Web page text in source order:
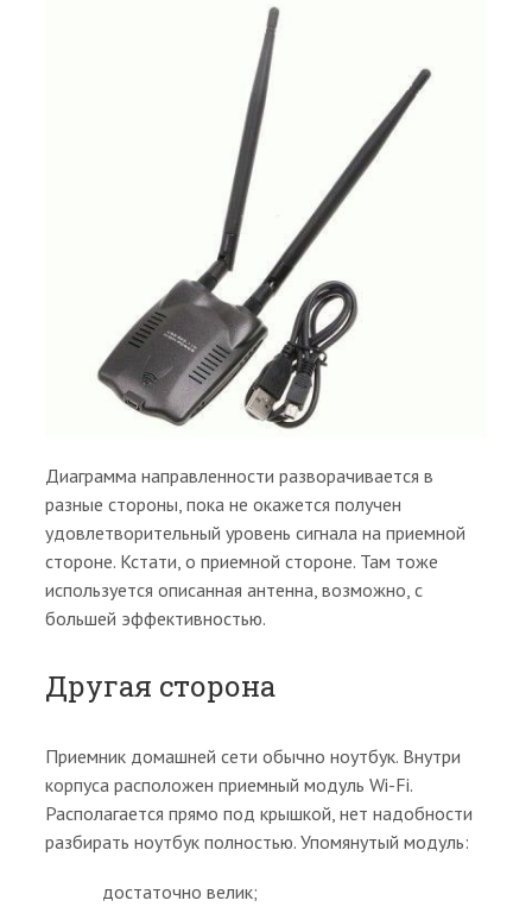
Диаграмма направленности разворачивается в
разные стороны, пока не окажется получен
удовлетворительный уровень сигнала на приемной
стороне. Кстати, о приемной стороне. Там тоже
используется описанная антенна, возможно, с
большей эффективностью.
Другая сторона
Приемник домашней сети обычно ноутбук. Внутри
корпуса расположен приемный модуль Wi-Fi.
Располагается прямо под крышкой, нет надобности
разбирать ноутбук полностью. Упомянутый модуль:
достаточно велик;